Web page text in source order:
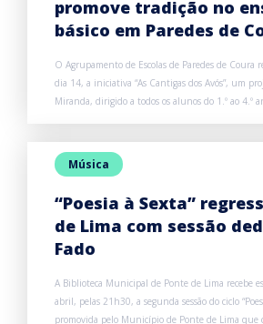
promove tradição no
básico em Paredes de
O Agrupamento de Escolas de Paredes de Coura
dia 14, a iniciativa “As Cantigas dos Avós”, um
Miranda, dirigido a todos os alunos do 1.º ao 4.º
Música
“Poesia à Sexta”
de Lima com sessão
Fado
A Biblioteca Municipal de Ponte de Lima recebe esta
abril, pelas 21h30, a segunda sessão do ciclo
promovida pelo Município de Ponte de Lima